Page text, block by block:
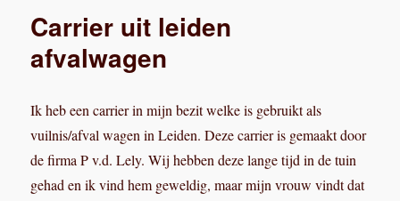
Carrier uit leiden
afvalwagen
Ik heb een carrier in mijn bezit welke is gebruikt als
vuilnis/afval wagen in Leiden. Deze carrier is gemaakt door
de firma P v.d. Lely. Wij hebben deze lange tijd in de tuin
gehad en ik vind hem geweldig, maar mijn vrouw vindt dat